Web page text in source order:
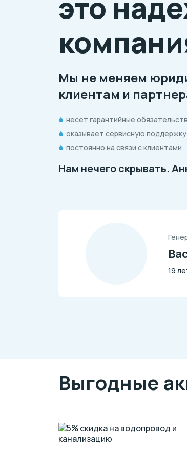
Мы не меняем
клиентам и
несет гарантийные
оказывает сервисную поддержку
постоянно на связи с клиентами
Нам нечего скрывать.
19
Выгодные